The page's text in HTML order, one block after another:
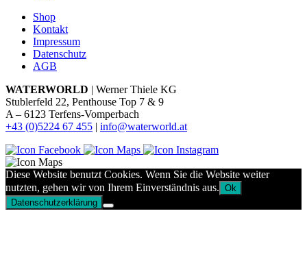
Shop
Kontakt
Impressum
Datenschutz
AGB
WATERWORLD | Werner Thiele KG
Stublerfeld 22, Penthouse Top 7 & 9
A – 6123 Terfens-Vomperbach
+43 (0)5224 67 455 | info@waterworld.at
Diese Website benutzt Cookies. Wenn Sie die Website weiter
nutzten, gehen wir von Ihrem Einverständnis aus. Ok
Datenschutzerklärung